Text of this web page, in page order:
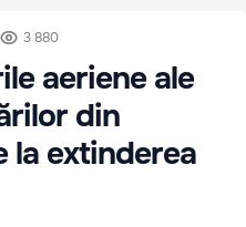
3 880
aeriene ale
din
la extinderea